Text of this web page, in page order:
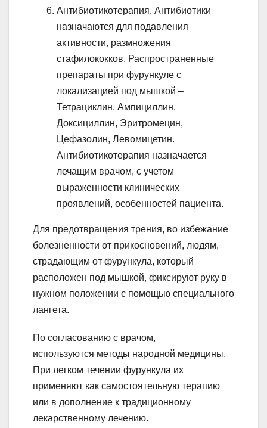
Антибиотикотерапия. Антибиотики
назначаются для подавления
активности, размножения
стафилококков. Распространенные
препараты при фурункуле с
локализацией под мышкой –
Тетрациклин, Ампициллин,
Доксициллин, Эритромецин,
Цефазолин, Левомицетин.
Антибиотикотерапия назначается
лечащим врачом, с учетом
выраженности клинических
проявлений, особенностей пациента.
Для предотвращения трения, во избежание
болезненности от прикосновений, людям,
страдающим от фурункула, который
расположен под мышкой, фиксируют руку в
нужном положении с помощью специального
лангета.
По согласованию с врачом,
используются методы народной медицины.
При легком течении фурункула их
применяют как самостоятельную терапию
или в дополнение к традиционному
лекарственному лечению.